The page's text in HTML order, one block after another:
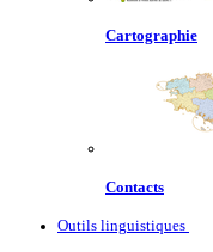
Cartographie
Contacts
Outils linguistiques